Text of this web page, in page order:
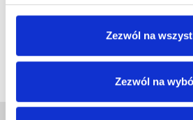
Zezwól na
Zezwól na